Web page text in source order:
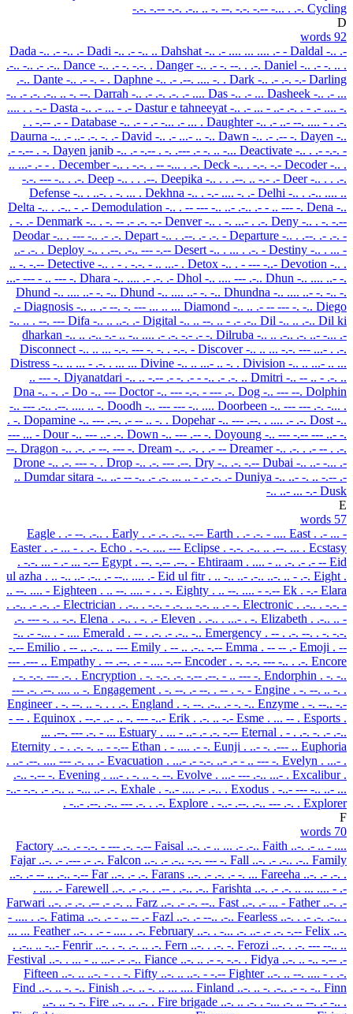
-.-. -.-- -... . .-. Cycling
-.-. -.-- -.-. .-.. .. -. --.
D
92 words
Dada -.. .- -.. .- Dadi -.. .- -.. .. Dahshat -.. .- .... ... .... .- - Daldal -.. .-
.-.. -.. .- .-.. Dance -.. .- -. -.-. . Danger-.. .- -. --. . .-. Daniel -.. .- -. .. .
.-.. Dante -.. .- -. - . Daphne -.. .- .--. .... -. . Dark -.. .- .-. -.- Darling
-.. .- .-. .-.. .. -. --. Darrah -.. .- .-. .-. .- .... Das -.. .- ... Dasheek -.. .- ...
.... . . -.- Dasta -.. .- ... - .- Dastur e tahneeyat -.. .- ... - ..- .-. . - .- .... -.
. . -.-- .- - Database -.. .- - .- -... .- ... . Daughter-.. .- ..- --. .... - . .-.
Daurna -.. .- ..- .-. -. .- David -.. .- ...- .. -.. Dawn -.. .- .-- -. Dayen -..
.- -.-- . -. Dayen janib -.. .- -.-- . -. .--- .- -. .. -... Deactivate -.. . .- -.-. -
.. ...- .- - . December-.. . -.-. . -- -... . .-. Deck -.. . -.-. -.- Decoder-.. .
-.-. --- -.. . .-. Deep -.. . . .--. Deepika -.. . . .--. .. -.- .- Deer-.. . . .-.
Defense -.. . ..-. . -. ... . Dekhna -.. . -.- .... -. .- Delhi -.. . .-.. .... ..
Delta -.. . .-.. - .- Demodulation -.. . -- --- -.. ..- .-.. .- - .. --- -. Dena -..
. -. .- Denmark -.. . -. -- .- .-. -.- Denver-.. . -. ...- . .-. Deny -.. . -. -.--
Deodar-.. . --- -.. .- .-. Depart -.. . .--. .- .-. - Departure -.. . .--. .- .-. -
..- .-. . Deploy -.. . .--. .-.. --- -.-- Desert -.. . ... . .-. - Destiny -.. . ... -
.. -. -.-- Detective -.. . - . -.-. - .. ...- . Detox -.. . - --- -..- Devotion -.. .
...- --- - .. --- -. Dhara -.. .... .- .-. .- Dhol -.. .... --- .-.. Dhun -.. .... ..- -.
Dhund -.. .... ..- -. -.. Dhund -.. .... ..- -. -.. Dhundna -.. .... ..- -. -.. -.
.- Diagnosis -.. .. .- --. -. --- ... .. ... Diamond -.. .. .- -- --- -. -.. Diego
-.. .. . --. --- Difa -.. .. ..-. .- Digital -.. .. --. .. - .- .-.. Dil -.. .. .-.. Dil ki
dharkan -.. .. .-.. -.- .. -.. .... .- .-. -.- .- -. Dilruba -.. .. .-.. .-. ..- -... .-
Disconnect -.. .. ... -.-. --- -. -. . -.-. - Discover-.. .. ... -.-. --- ...- . .-.
Distress -.. .. ... - .-. . ... ... Divine -.. .. ...- .. -. . Division -.. .. ...- .. ...
.. --- -. Diyanatdari -.. .. -.-- .- -. .- - -.. .- .-. .. Dmitri -.. -- .. - .-. ..
Dna -.. -. .- Do -.. --- Doctor-.. --- -.-. - --- .-. Dog -.. --- --. Dolphin
-.. --- .-.. .--. .... .. -. Doodh -.. --- --- -.. .... Doorbeen -.. --- --- .-. -... .
. -. Dopamine -.. --- .--. .- -- .. -. . Dopehar-.. --- .--. . .... .- .-. Dost -..
--- ... - Dour-.. --- ..- .-. Down -.. --- .-- -. Doyoung -.. --- -.-- --- ..- -.
--. Dragon -.. .-. .- --. --- -. Dream -.. .-. . .- -- Dreamer-.. .-. . .- -- . .-.
Drone -.. .-. --- -. . Drop -.. .-. --- .--. Dry -.. .-. -.-- Dubai -.. ..- -... .-
.. Dumdar sitara -.. ..- -- -.. .- .-. ... .. - .- .-. .- Duniya -.. ..- -. .. -.-- .-
Dusk
-.. ..- ... -.-
E
57 words
Eagle . .- --. .-.. . Early . .- .-. .-.. -.-- Earth . .- .-. - .... East . .- ... -
Easter . .- ... - . .-. Echo . -.-. .... --- Eclipse . -.-. .-.. .. .--. ... . Ecstasy
. -.-. ... - .- ... -.-- Egypt . --. -.-- .--. - Ehtiraam . .... - .. .-. .- .- -- Eid
ul azha . .. -.. ..- .-.. .- --.. .... .- Eid ul fitr . .. -.. ..- .-.. ..-. .. - .-. Eight .
.. --. .... - Eighteen . .. --. .... - . . -. Eighty . .. --. .... - -.-- Ek . -.- Elara
. .-.. .- .-. .- Electrician . .-.. . -.-. - .-. .. -.-. .. .- -. Electronic . .-.. . -.-. -
.-. --- -. .. -.-. Elena . .-.. . -. .- Eleven . .-.. . ...- . -. Elizabeth . .-.. .. -
-.. .- -... . - .... Emerald . -- . .-. .- .-.. -.. Emergency . -- . .-. --. . -. -.-.
-.-- Emilio . -- .. .-.. .. --- Emily . -- .. .-.. -.-- Emma . -- -- .- Emoji . --
--- .--- .. Empathy . -- .--. .- - .... -.-- Encoder . -. -.-. --- -.. . .-. Encore
. -. -.-. --- .-. . Encryption . -. -.-. .-. -.-- .--. - .. --- -. Endorphin . -. -..
--- .-. .--. .... .. -. Engagement . -. --. .- --. . -- . -. - Engine . -. --. .. -. .
Engineer . -. --. .. -. . . .-. England . -. --. .-.. .- -. -.. Enzyme . -. --.. -.-
- -- . Equinox . --.- ..- .. -. --- -..- Erik . .-. .. -.- Esme . ... -- . Esports .
... .--. --- .-. - ... Estuary . ... - ..- .- .-. -.-- Eternal . - . .-. -. .- .-..
Eternity . - . .-. -. .. - -.-- Ethan . - .... .- -. Eunji . ..- -. .--- .. Euphoria
. ..- .--. .... --- .-. .. .- Evacuation . ...- .- -.-. ..- .- - .. --- -. Evelyn . ...- .
.-.. -.-- -. Evening . ...- . -. .. -. --. Evolve . ...- --- .-.. ...- . Excalibur .
-..- -.-. .- .-.. .. -... ..- .-. Exhale . -..- .... .- .-.. . Exodus . -..- --- -.. ..- ...
Explore . -..- .--. .-.. --- .-. . Explorer
. -..- .--. .-.. --- .-. . .-.
F
70 words
Factory ..-. .- -.-. - --- .-. -.-- Faisal ..-. .- .. ... .- .-.. Faith ..-. .- .. - ....
Fajar ..-. .- .--- .- .-. Falcon ..-. .- .-.. -.-. --- -. Fall ..-. .- .-.. .-.. Family
..-. .- -- .. .-.. -.-- Far ..-. .- .-. Farans ..-. .- .-. .- -. ... Fareeha ..-. .- .-. .
. .... .- Farewell ..-. .- .-. . .-- . .-.. .-.. Farishta ..-. .- .-. .. ... .... - .-
Farwari ..-. .- .-. .-- .- .-. .. Farz ..-. .- .-. --.. Fast ..-. .- ... - Father ..-. .-
- .... . .-. Fatima ..-. .- - .. -- .- Fazl ..-. .- --.. .-.. Fearless ..-. . .- .-. .-.. .
... ... Feather ..-. . .- - .... . .-. February ..-. . -... .-. ..- .- .-. -.-- Felix ..-.
. .-.. .. -..- Fenrir ..-. . -. .-. .. .-. Fern ..-. . .-. -. Ferozi ..-. . .-. --- --.. ..
Festival ..-. . ... - .. ...- .- .-.. Fiance ..-. .. .- -. -.-. . Fidya ..-. .. -.. -.-- .-
Fifteen ..-. .. ..-. - . . -. Fifty ..-. .. ..-. - -.-- Fighter ..-. .. --. .... - . .-.
Find ..-. .. -. -.. Finish ..-. .. -. .. ... .... Finland ..-. .. -. .-.. .- -. -.. Finn
..-. .. -. -. Fire ..-. .. .-. . Fire brigade ..-. .. .-. . -... .-. .. --. .- -.. .